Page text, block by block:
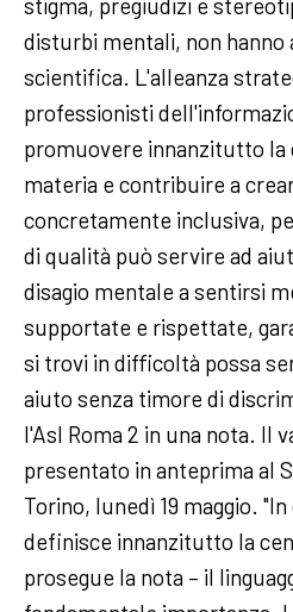
disturbi mentali, non hanno
scientifica. L'alleanza
professionisti
promuovere innanzitutto la
materia e contribuire a
concretamente inclusiva,
di qualità può servire ad
disagio mentale a sentirsi
supportate e rispettate,
si trovi in difficoltà possa
aiuto senza timore di
l'Asl Roma 2 in una nota. Il
presentato in anteprima al
Torino, lunedì 19 maggio.
definisce innanzitutto la
prosegue la nota – il